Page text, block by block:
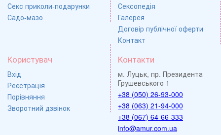
Секс приколи-подарунки
Садо-мазо
Сексопедія
Галерея
Договір публічної оферти
Контакт
Користувач
Вхід
Реєстрація
Порівняння
Зворотний дзвінок
Контакти
м. Луцьк, пр. Президента
Грушевського 1
+38 (050) 26-93-000
+38 (063) 21-94-000
+38 (067) 64-66-333
info@amur.com.ua